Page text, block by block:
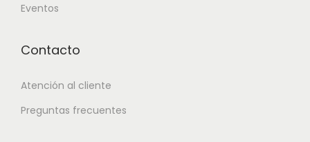
Eventos
Contacto
Atención al cliente
Preguntas frecuentes